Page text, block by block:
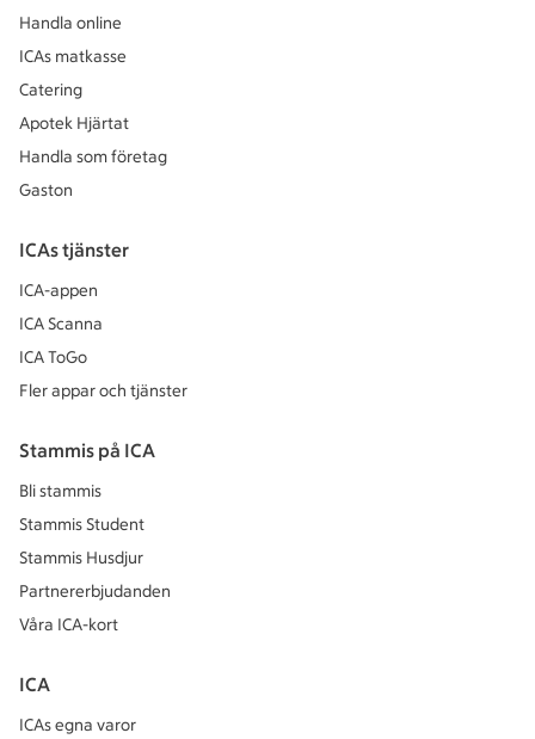
Handla online
ICAs matkasse
Catering
Apotek Hjärtat
Handla som företag
Gaston
ICAs tjänster
ICA-appen
ICA Scanna
ICA ToGo
Fler appar och tjänster
Stammis på ICA
Bli stammis
Stammis Student
Stammis Husdjur
Partnererbjudanden
Våra ICA-kort
ICA
ICAs egna varor